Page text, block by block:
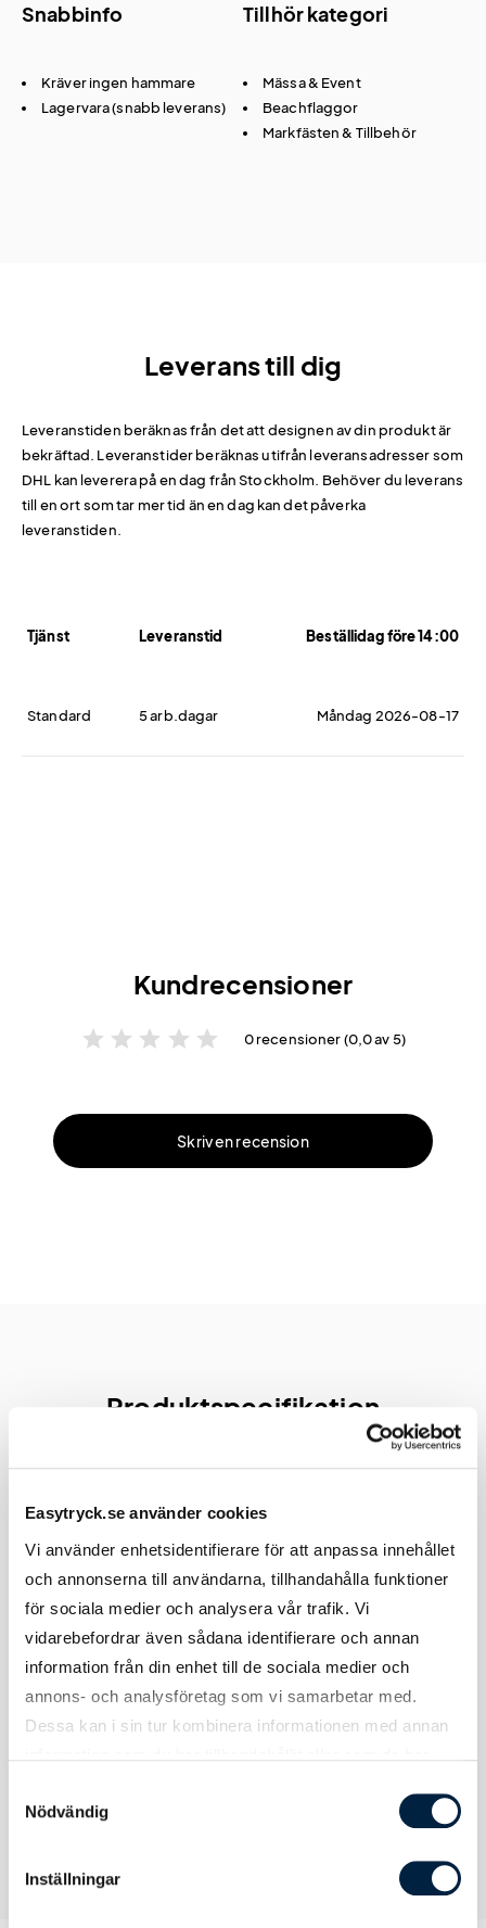
Easytryck.se använder cookies
Vi använder enhetsidentifierare för att anpassa innehållet
och annonserna till användarna, tillhandahålla funktioner
för sociala medier och analysera vår trafik. Vi
vidarebefordrar även sådana identifierare och annan
information från din enhet till de sociala medier och
annons- och analysföretag som vi samarbetar med.
Dessa kan i sin tur kombinera informationen med annan
Nödvändig
Inställningar
Snabbinfo
Kräver ingen hammare
Lagervara (snabb leverans)
Tillhör kategori
Mässa & Event
Beachflaggor
Markfästen & Tillbehör
Leverans till dig
Leveranstiden beräknas från det att designen av din produkt är
bekräftad. Leveranstider beräknas utifrån leveransadresser som
DHL kan leverera på en dag från Stockholm. Behöver du leverans
till en ort som tar mer tid än en dag kan det påverka
leveranstiden.
Tjänst Leveranstid Beställidag före 14:00
Standard 5 arb.dagar Måndag 2026-08-17
Kundrecensioner
star star star star star 0 recensioner (0,0 av 5)
Skriv en recension
Produktspecifikation
Material, Mått & Vikt
Material Stål
Längd 55 cm
Tjocklek 5,5 cm